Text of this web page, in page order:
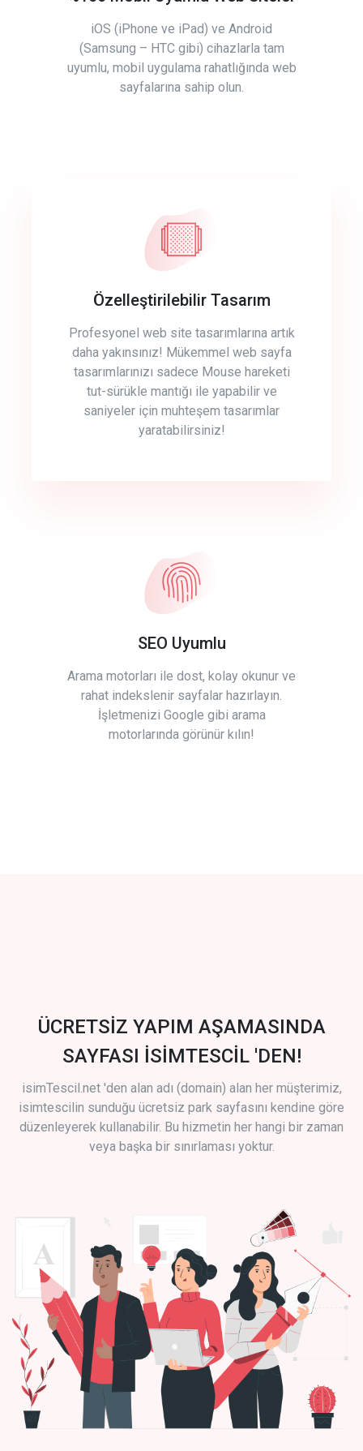
iOS (iPhone ve iPad) ve Android
(Samsung – HTC gibi) cihazlarla tam
uyumlu, mobil uygulama rahatlığında web
sayfalarına sahip olun.
Özelleştirilebilir Tasarım
Profesyonel web site tasarımlarına artık
daha yakınsınız! Mükemmel web sayfa
tasarımlarınızı sadece Mouse hareketi
tut-sürükle mantığı ile yapabilir ve
saniyeler için muhteşem tasarımlar
yaratabilirsiniz!
SEO Uyumlu
Arama motorları ile dost, kolay okunur ve
rahat indekslenir sayfalar hazırlayın.
İşletmenizi Google gibi arama
motorlarında görünür kılın!
ÜCRETSİZ YAPIM AŞAMASINDA
SAYFASI İSİMTESCİL 'DEN!
isimTescil.net 'den alan adı (domain) alan her müşterimiz,
isimtescilin sunduğu ücretsiz park sayfasını kendine göre
düzenleyerek kullanabilir. Bu hizmetin her hangi bir zaman
veya başka bir sınırlaması yoktur.